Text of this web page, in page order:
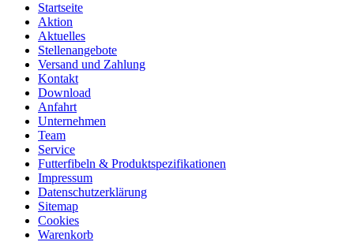
Startseite
Aktion
Aktuelles
Stellenangebote
Versand und Zahlung
Kontakt
Download
Anfahrt
Unternehmen
Team
Service
Futterfibeln & Produktspezifikationen
Impressum
Datenschutzerklärung
Sitemap
Cookies
Warenkorb